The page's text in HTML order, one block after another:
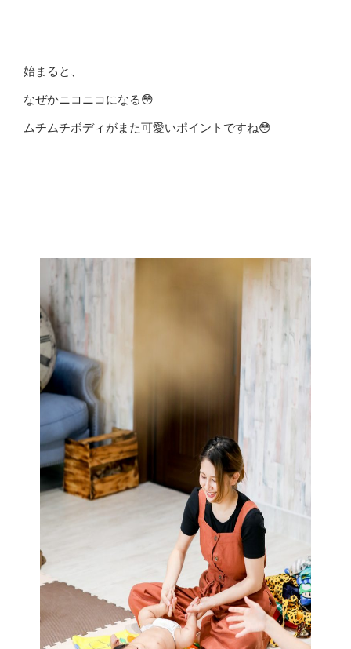
始まると、
なぜかニコニコになる😳
ムチムチボディがまた可愛いポイントですね😳